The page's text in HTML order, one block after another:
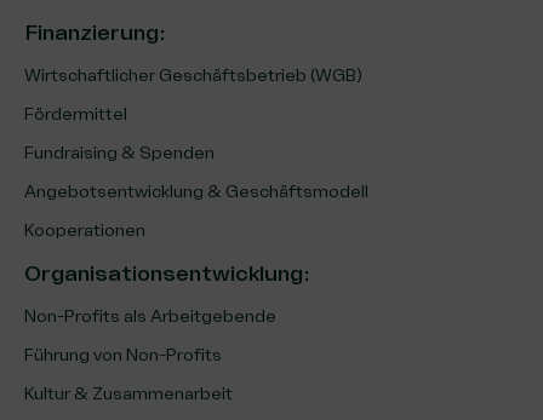
Finanzierung:
Wirtschaftlicher Geschäftsbetrieb (WGB)
Fördermittel
Fundraising & Spenden
Angebotsentwicklung & Geschäftsmodell
Kooperationen
Organisationsentwicklung:
Non-Profits als Arbeitgebende
Führung von Non-Profits
Kultur & Zusammenarbeit